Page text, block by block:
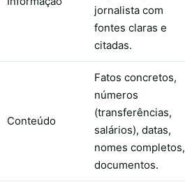
jornalista com
fontes claras e
citadas.
Conteúdo
Fatos concretos,
números
(transferências,
salários), datas,
nomes completos,
documentos.